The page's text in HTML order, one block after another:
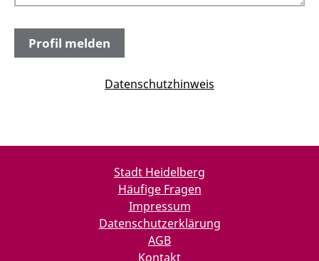
Datenschutzhinweis
Stadt Heidelberg
Häufige Fragen
Impressum
Datenschutzerklärung
AGB
Kontakt